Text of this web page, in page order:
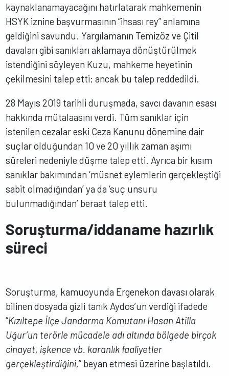
kaynaklanamayacağını hatırlatarak mahkemenin
HSYK iznine başvurmasının “ihsası rey” anlamına
geldiğini savundu. Yargılamanın Temizöz ve Çitil
davaları gibi sanıkları aklamaya dönüştürülmek
istendiğini söyleyen Kuzu, mahkeme heyetinin
çekilmesini talep etti; ancak bu talep reddedildi.
28 Mayıs 2019 tarihli duruşmada, savcı davanın esası
hakkında mütalaasını verdi. Tüm sanıklar için
istenilen cezalar eski Ceza Kanunu dönemine dair
suçlar olduğundan 10 ve 20 yıllık zaman aşımı
süreleri nedeniyle düşme talep etti. Ayrıca bir kısım
sanıklar bakımından ‘müsnet eylemlerin gerçekleştiği
sabit olmadığından’ ya da ‘suç unsuru
bulunmadığından’ beraat talep etti.
Soruşturma/iddaname hazırlık
süreci
Soruşturma, kamuoyunda Ergenekon davası olarak
bilinen dosyada gizli tanık Aydos’un verdiği ifadede
“Kızıltepe İlçe Jandarma Komutanı Hasan Atilla
Uğur’un terörle mücadele adı altında bölgede birçok
cinayet, işkence vb. karanlık faaliyetler
gerçekleştirdiğini,” beyan etmesi üzerine başlatıldı.